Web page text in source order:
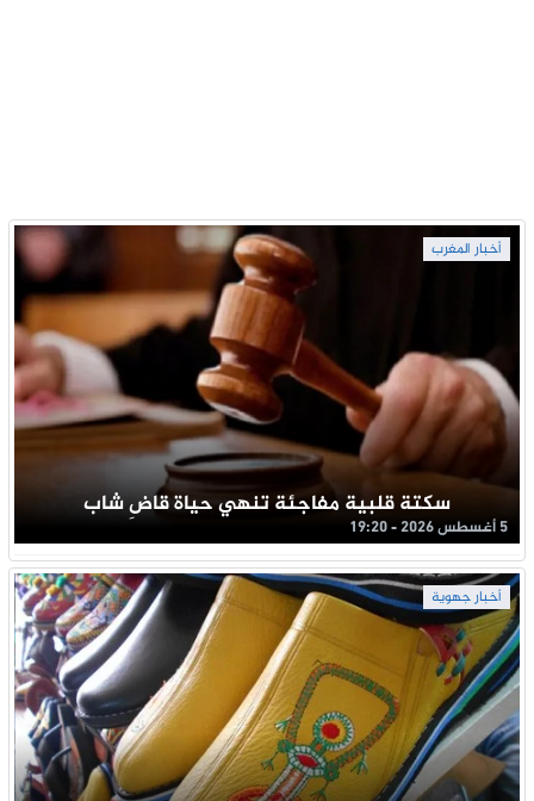
أخبار المغرب
سكتة قلبية مفاجئة تنهي حياة قاضِ شاب
5 أغسطس 2026 - 19:20
أخبار جهوية